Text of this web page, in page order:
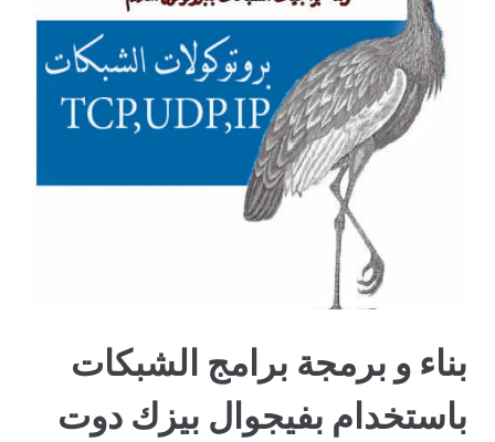
بناء و برمجة برامج الشبكات
باستخدام بفيجوال بيزك دوت